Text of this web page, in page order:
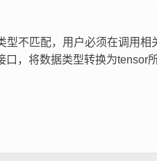
型不匹配，用户必须在调用
口，将数据类型转换为tensor